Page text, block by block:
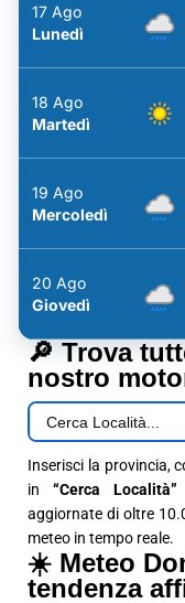
17 Ago
Lunedì
18 Ago
Martedì
19 Ago
Mercoledì
20 Ago
Giovedì
🔎 Trova
nostro
Inserisci la provincia,
in “Cerca Località”
aggiornate di oltre
meteo in tempo reale.
☀️ Meteo
tendenza